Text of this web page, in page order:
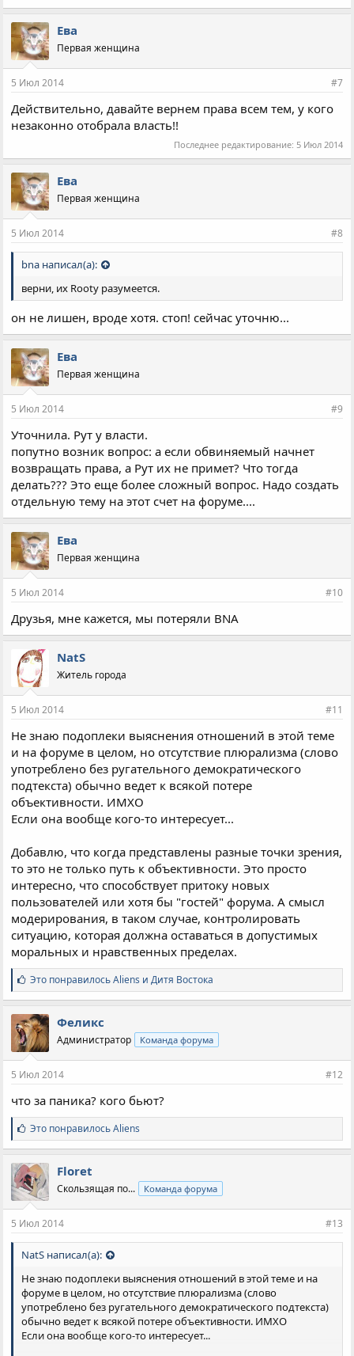
Ева
Первая женщина
5 Июл 2014 #7
Действительно, давайте вернем права всем тем, у кого
незаконно отобрала власть!!
Последнее редактирование: 5 Июл 2014
Ева
Первая женщина
5 Июл 2014 #8
bna написал(а):
верни, их Rootу разумеется.
он не лишен, вроде хотя. стоп! сейчас уточню...
Ева
Первая женщина
5 Июл 2014 #9
Уточнила. Рут у власти.
попутно возник вопрос: а если обвиняемый начнет
возвращать права, а Рут их не примет? Что тогда
делать??? Это еще более сложный вопрос. Надо создать
отдельную тему на этот счет на форуме....
Ева
Первая женщина
5 Июл 2014 #10
Друзья, мне кажется, мы потеряли BNA
NatS
Житель города
5 Июл 2014 #11
Не знаю подоплеки выяснения отношений в этой теме
и на форуме в целом, но отсутствие плюрализма (слово
употреблено без ругательного демократического
подтекста) обычно ведет к всякой потере
объективности. ИМХО
Если она вообще кого-то интересует...
Добавлю, что когда представлены разные точки зрения,
то это не только путь к объективности. Это просто
интересно, что способствует притоку новых
пользователей или хотя бы "гостей" форума. А смысл
модерирования, в таком случае, контролировать
ситуацию, которая должна оставаться в допустимых
моральных и нравственных пределах.
С
и
м
п
а
т
и
:
Это понравилосьAliens иДитя Востока
Феликс
Администратор Команда форума
5 Июл 2014 #12
что за паника? кого бьют?
С
и
м
п
а
т
и
:
Это понравилосьAliens
Floret
Скользящая по... Команда форума
5 Июл 2014 #13
NatS написал(а):
Не знаю подоплеки выяснения отношений в этой теме и на
форуме в целом, но отсутствие плюрализма (слово
употреблено без ругательного демократического подтекста)
обычно ведет к всякой потере объективности. ИМХО
Если она вообще кого-то интересует...